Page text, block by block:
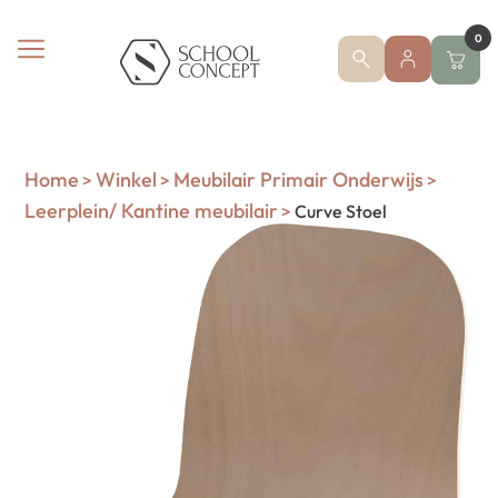
0
Home > Winkel > Meubilair Primair Onderwijs>
Leerplein/ Kantine meubilair> Curve Stoel